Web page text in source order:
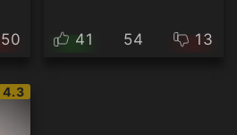
50 41 54 13
IMDb
4.3